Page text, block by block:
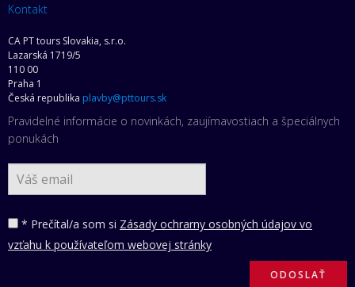
Kontakt
CA PT tours Slovakia, s.r.o.
Lazarská 1719/5
110 00
Praha 1
Česká republika plavby@pttours.sk
Pravidelné informácie o novinkách, zaujímavostiach a špeciálnych
ponukách
* Prečítal/a som si Zásady ochrarny osobných údajov vo
vzťahu k používateľom webovej stránky